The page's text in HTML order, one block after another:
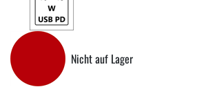
Nicht auf Lager